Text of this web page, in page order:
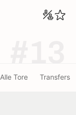
Alle Tore Transfers